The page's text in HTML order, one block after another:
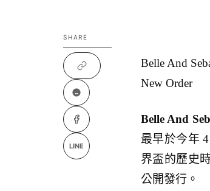
SHARE
LINE
Belle And
New Order
Belle And
最早於今年
界盃的歷史
公開發行。